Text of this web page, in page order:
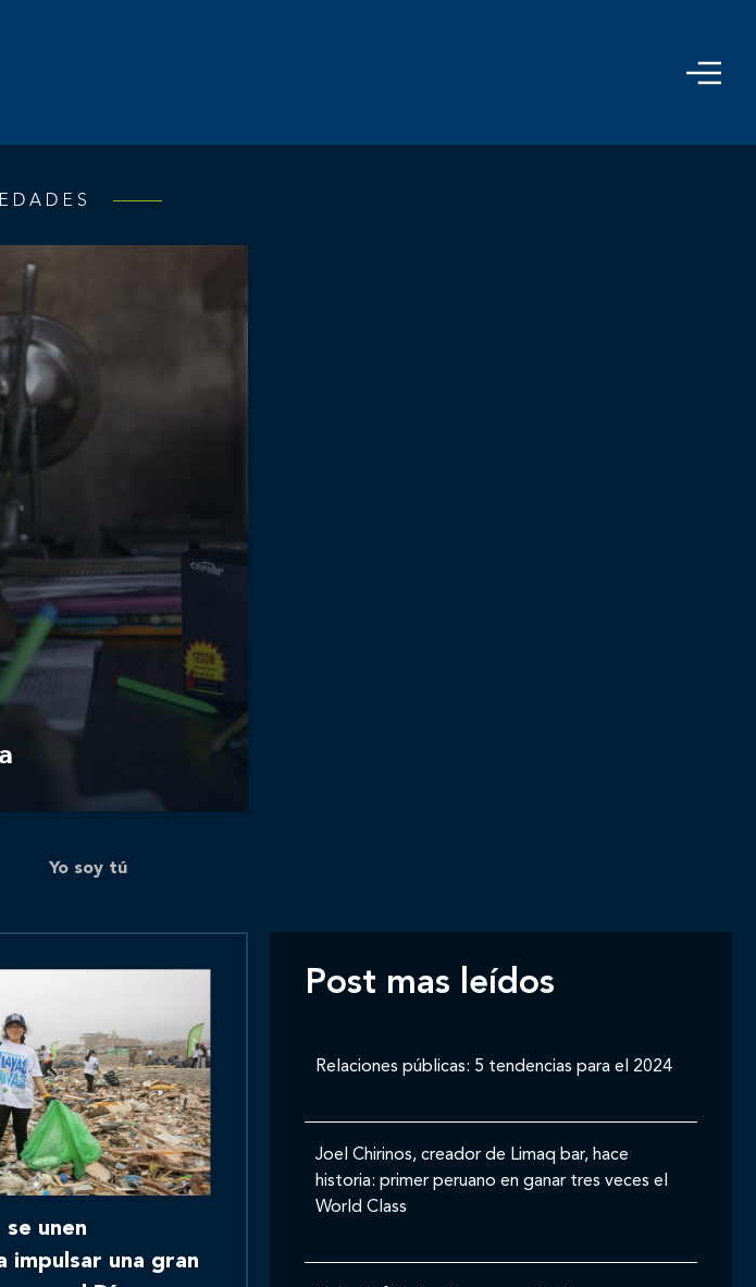
Yo soy tú
unen
impulsar una gran
Post mas leídos
Relaciones públicas: 5 tendencias para el 2024
Joel Chirinos, creador de Limaq bar, hace
historia: primer peruano en ganar tres veces el
World Class